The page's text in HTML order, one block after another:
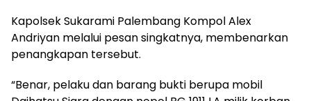
Kapolsek Sukarami Palembang Kompol Alex
Andriyan melalui pesan singkatnya, membenarkan
penangkapan tersebut.
“Benar, pelaku dan barang bukti berupa mobil